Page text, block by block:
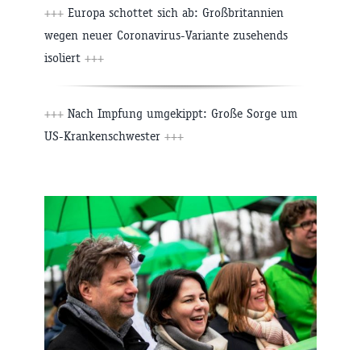
+++ Europa schottet sich ab: Großbritannien
wegen neuer Coronavirus-Variante zusehends
isoliert +++
+++ Nach Impfung umgekippt: Große Sorge um
US-Krankenschwester +++